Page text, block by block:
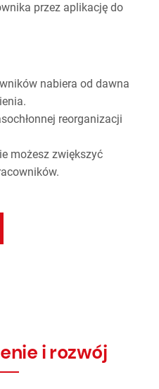
przez aplikację do
nabiera od dawna
reorganizacji
możesz zwiększyć
i rozwój